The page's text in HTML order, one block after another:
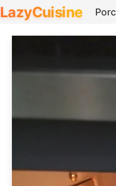
LazyCuisine